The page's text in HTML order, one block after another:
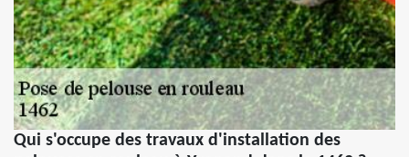
Qui s'occupe des travaux d'installation des